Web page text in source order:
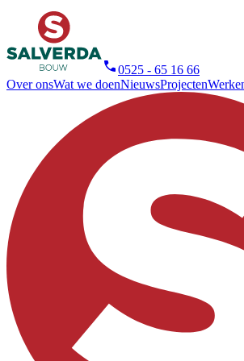
0525 - 65 16 66
Over onsWat we doenNieuwsProjecten